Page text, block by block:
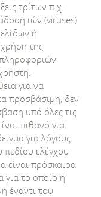
τρίτων π.χ.
ιών (viruses)
ή
της
για να
προσβάσιμη, δεν
υπό όλες τις
πιθανό για
για λόγους
πεδίου ελέγχου
είναι πρόσκαιρα
για το οποίο η
έναντι του